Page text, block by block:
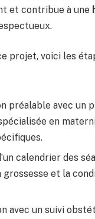
et contribue à une
projet, voici les
préalable avec un
en
calendrier des
grossesse et la
avec un suivi